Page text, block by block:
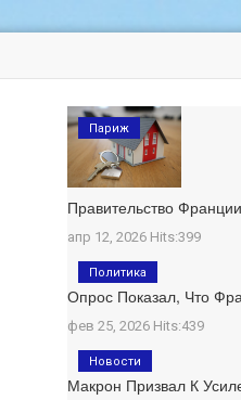
Правительство
апр 12, 2026 Hits:399
Париж
Опрос Показал, Что
фев 25, 2026 Hits:439
Политика
Макрон Призвал К
Новости